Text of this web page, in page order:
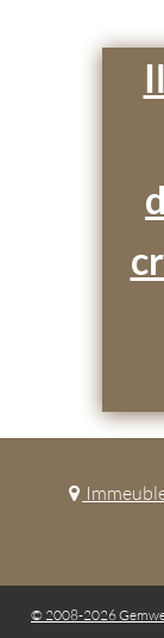
© 2008-2026